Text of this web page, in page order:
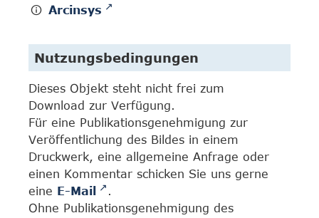
Arcinsys
Nutzungsbedingungen
Dieses Objekt steht nicht frei zum
Download zur Verfügung.
Für eine Publikationsgenehmigung zur
Veröffentlichung des Bildes in einem
Druckwerk, eine allgemeine Anfrage oder
einen Kommentar schicken Sie uns gerne
eine E-Mail
.
Ohne Publikationsgenehmigung des